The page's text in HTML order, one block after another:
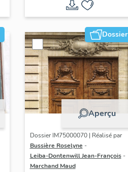
Dossier
Aperçu
Dossier IM75000070 | Réalisé par
Bussière Roselyne -
Leiba-Dontenwill Jean-François -
Marchand Maud